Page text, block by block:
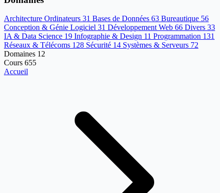
Architecture Ordinateurs 31 Bases de Données 63 Bureautique 56
Conception & Génie Logiciel 31 Développement Web 66 Divers 33
IA & Data Science 19 Infographie & Design 11 Programmation 131
Réseaux & Télécoms 128 Sécurité 14 Systèmes & Serveurs 72
Domaines 12
Cours 655
Accueil